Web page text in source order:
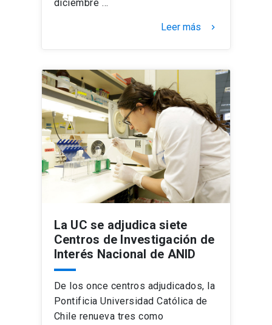
diciembre …
Leer más keyboard_arrow_right
La UC se adjudica siete
Centros de Investigación de
Interés Nacional de ANID
De los once centros adjudicados, la
Pontificia Universidad Católica de
Chile renueva tres como